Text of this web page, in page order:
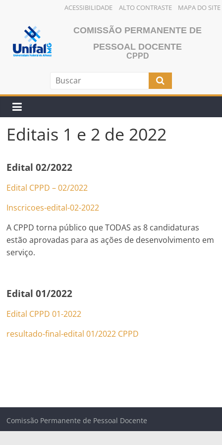
ACESSIBILIDADE ALTO CONTRASTE MAPA DO SITE
conteúdo
COMISSÃO PERMANENTE DE
PESSOAL DOCENTE
CPPD
Editais 1 e 2 de 2022
Edital 02/2022
Edital CPPD – 02/2022
Inscricoes-edital-02-2022
A CPPD torna público que TODAS as 8 candidaturas
estão aprovadas para as ações de desenvolvimento em
serviço.
Edital 01/2022
Edital CPPD 01-2022
resultado-final-edital 01/2022 CPPD
Comissão Permanente de Pessoal Docente